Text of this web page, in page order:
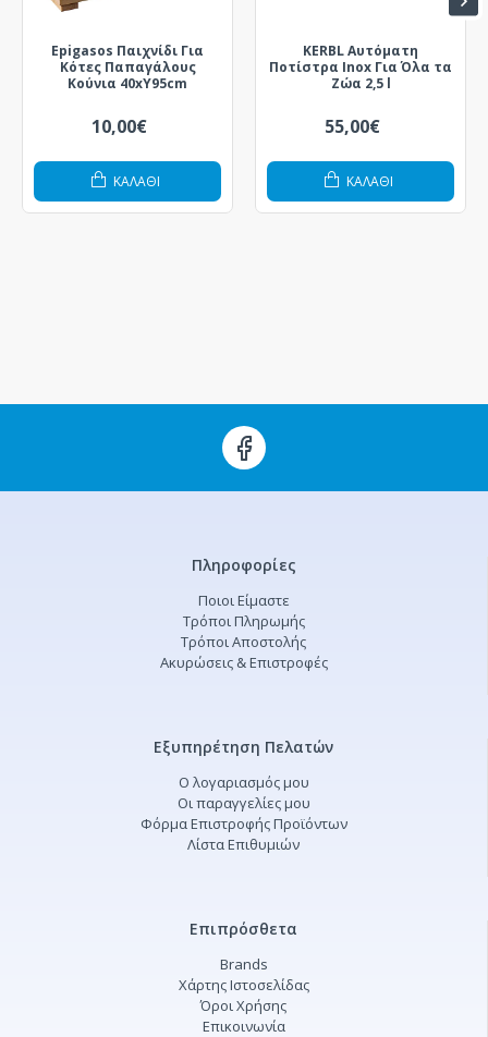
Epigasos Παιχνίδι Για
Κότες Παπαγάλους
Κούνια 40xΥ95cm
10,00€
ΚΑΛΆΘΙ
KERBL Αυτόματη
Ποτίστρα Inox Για Όλα τα
Ζώα 2,5 l
55,00€
ΚΑΛΆΘΙ
Πληροφορίες
Ποιοι Είμαστε
Τρόποι Πληρωμής
Τρόποι Αποστολής
Ακυρώσεις & Επιστροφές
Εξυπηρέτηση Πελατών
Ο λογαριασμός μου
Οι παραγγελίες μου
Φόρμα Επιστροφής Προϊόντων
Λίστα Επιθυμιών
Επιπρόσθετα
Brands
Χάρτης Ιστοσελίδας
Όροι Χρήσης
Επικοινωνία